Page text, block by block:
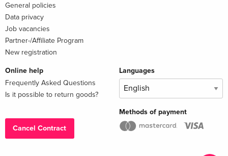
General policies
Data privacy
Job vacancies
Partner-/Affiliate Program
New registration
Online help
Frequently Asked Questions
Is it possible to return goods?
Cancel Contract
Languages
Methods of payment